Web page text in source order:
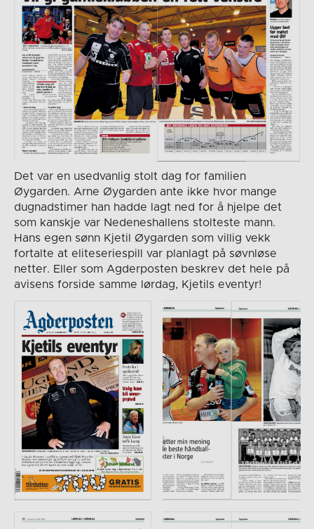
Det var en usedvanlig stolt dag for familien
Øygarden. Arne Øygarden ante ikke hvor mange
dugnadstimer han hadde lagt ned for å hjelpe det
som kanskje var Nedeneshallens stolteste mann.
Hans egen sønn Kjetil Øygarden som villig vekk
fortalte at eliteseriespill var planlagt på søvnløse
netter. Eller som Agderposten beskrev det hele på
avisens forside samme lørdag, Kjetils eventyr!